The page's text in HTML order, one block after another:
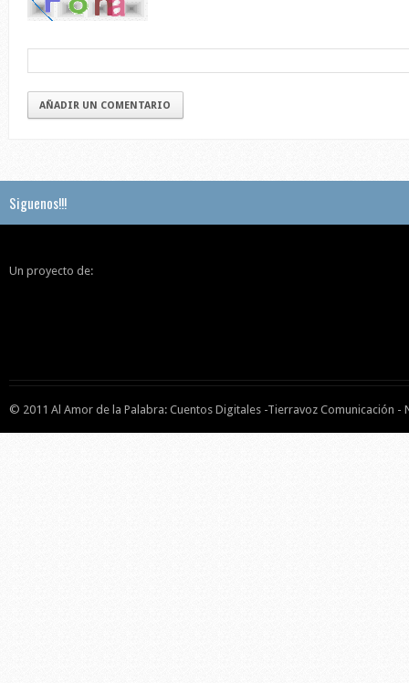
AÑADIR UN COMENTARIO
Siguenos!!!
Un proyecto de:
© 2011 Al Amor de la Palabra: Cuentos Digitales -Tierravoz Comunicación